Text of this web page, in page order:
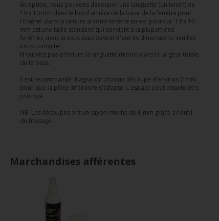
En option, nous pouvons découper une languette (un tenon) de
10 x 10 mm dans le bord arrière de la base de la fenêtre pour
l'insérer dans la rainure si votre fenêtre en est pourvue. 10 x 10
mm est une taille standard qui convient à la plupart des
fenêtres, mais si vous avez besoin d'autres dimensions, veuillez
nous contacter.
N'oubliez pas d'inclure la languette (tenon) dans la largeur totale
de la base.
Il est recommandé d'agrandir chaque découpe d'environ 2 mm,
pour que la pièce inférieure s'adapte. L'espace peut ensuite être
jointoyé.
NB: Les découpes ont un rayon interne de 6 mm grâce à l'outil
de fraisage.
Marchandises afférentes